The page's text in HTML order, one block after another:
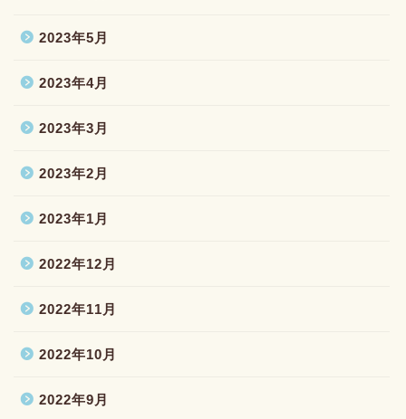
2023年5月
2023年4月
2023年3月
2023年2月
2023年1月
2022年12月
2022年11月
2022年10月
2022年9月